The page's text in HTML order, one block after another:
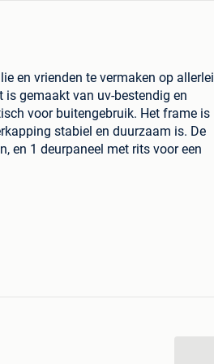
en vrienden te vermaken op allerlei
gemaakt van uv-bestendig en
voor buitengebruik. Het frame is
stabiel en duurzaam is. De
en 1 deurpaneel met rits voor een
LET OP: Dit product mag
hevige regen, sneeuw, storm,